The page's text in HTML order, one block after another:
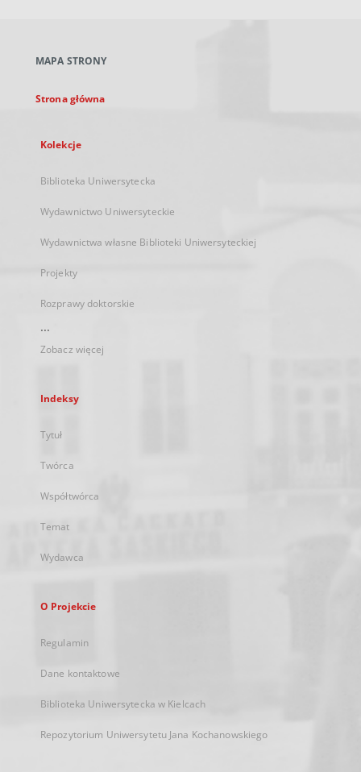
karcie
MAPA STRONY
Strona główna
Kolekcje
Biblioteka Uniwersytecka
Wydawnictwo Uniwersyteckie
Wydawnictwa własne Biblioteki Uniwersyteckiej
Projekty
Rozprawy doktorskie
...
Zobacz więcej
Indeksy
Tytuł
Twórca
Współtwórca
Temat
Wydawca
O Projekcie
Regulamin
Dane kontaktowe
Biblioteka Uniwersytecka w Kielcach
Repozytorium Uniwersytetu Jana Kochanowskiego